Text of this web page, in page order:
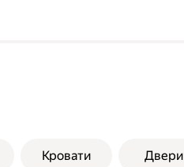
Кровати Двери